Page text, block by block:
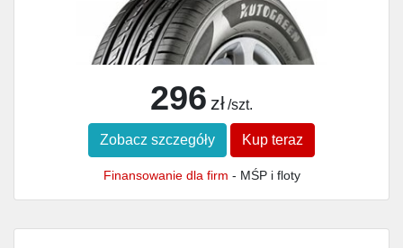
296 zł /szt.
Zobacz szczegóły Kup teraz
Finansowanie dla firm - MŚP i floty